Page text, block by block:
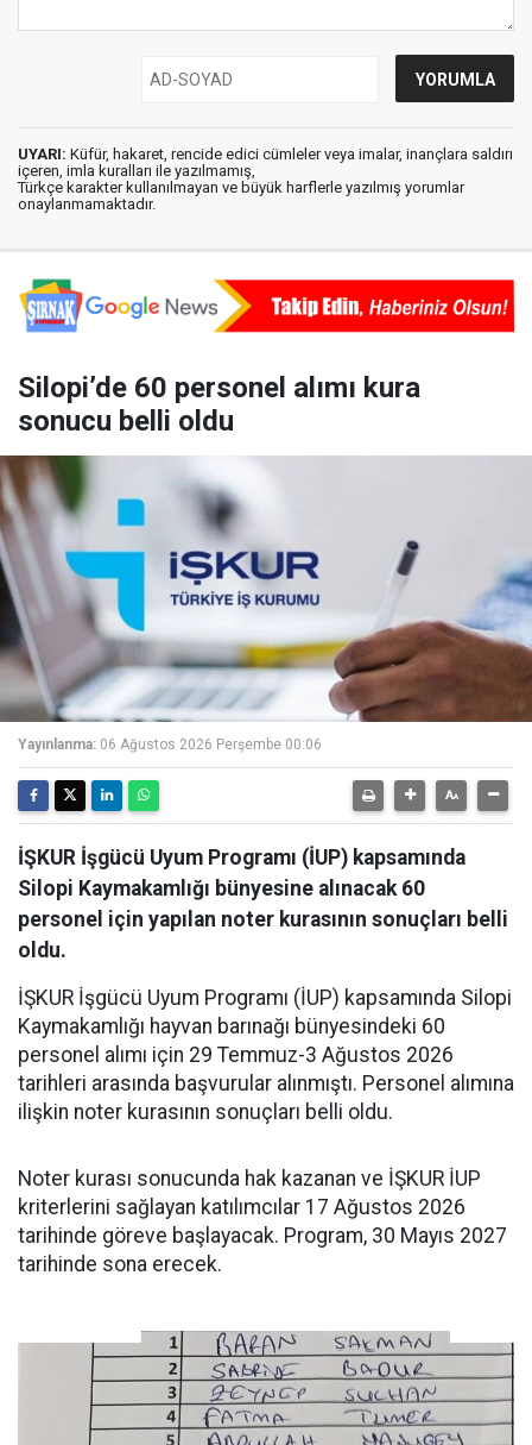
UYARI: Küfür, hakaret, rencide edici cümleler veya imalar, inançlara saldırı
içeren, imla kuralları ile yazılmamış,
Türkçe karakter kullanılmayan ve büyük harflerle yazılmış yorumlar
onaylanmamaktadır.
Silopi’de 60 personel alımı kura
sonucu belli oldu
Yayınlanma: 06 Ağustos 2026 Perşembe 00:06
İŞKUR İşgücü Uyum Programı (İUP) kapsamında
Silopi Kaymakamlığı bünyesine alınacak 60
personel için yapılan noter kurasının sonuçları belli
oldu.
İŞKUR İşgücü Uyum Programı (İUP) kapsamında Silopi
Kaymakamlığı hayvan barınağı bünyesindeki 60
personel alımı için 29 Temmuz-3 Ağustos 2026
tarihleri arasında başvurular alınmıştı. Personel alımına
ilişkin noter kurasının sonuçları belli oldu.
Noter kurası sonucunda hak kazanan ve İŞKUR İUP
kriterlerini sağlayan katılımcılar 17 Ağustos 2026
tarihinde göreve başlayacak. Program, 30 Mayıs 2027
tarihinde sona erecek.